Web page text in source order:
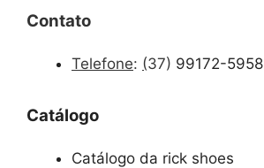
Contato
Telefone: (37) 99172-5958
Catálogo
Catálogo da rick shoes